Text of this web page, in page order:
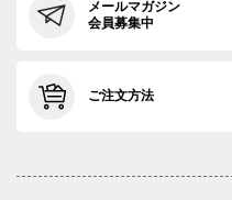
メールマガジン
会員募集中
ご注文方法